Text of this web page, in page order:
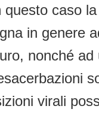
caso
in genere
nonché
virali